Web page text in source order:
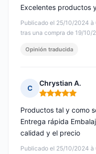
Publicado el 25/10/2024 à
tras una compra de 19/10/
Excelentes productos
Opinión traducida
C
Chrystian A.
Nota: 5 de 5
Publicado el 25/10/2024 à
Productos tal y como
Entrega rápida
calidad y el precio